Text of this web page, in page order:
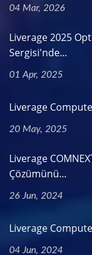
04 Mar, 2026
Liverage 2025
Sergisi'nde...
01 Apr, 2025
Liverage
20 May, 2025
Liverage
Çözümünü...
26 Jun, 2024
Liverage
04 Jun, 2024